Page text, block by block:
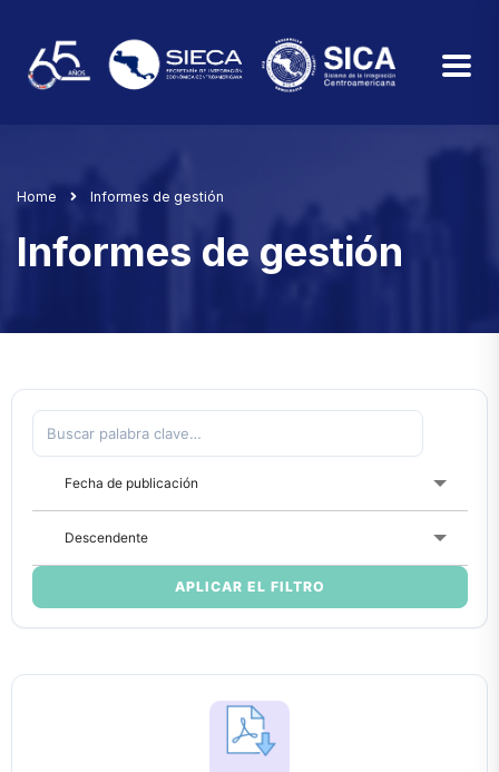
Home Informes de gestión
Informes de gestión
Fecha de publicación
Descendente
APLICAR EL FILTRO